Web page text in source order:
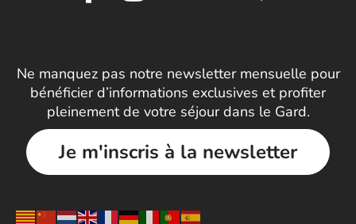
Ne manquez pas notre newsletter mensuelle pour
bénéficier d’informations exclusives et profiter
pleinement de votre séjour dans le Gard.
Je m'inscris à la newsletter